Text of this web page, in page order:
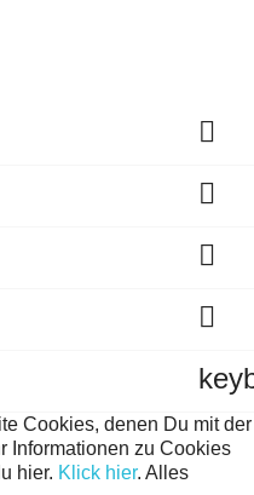




Cookies, denen Du mit der
Informationen zu Cookies
hier. Klick hier. Alles